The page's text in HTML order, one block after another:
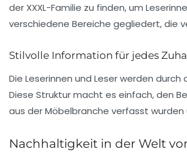
der XXXL-Familie zu finden, um
verschiedene Bereiche gegliedert, die
Stilvolle Information für jedes
Die Leserinnen und Leser werden
Diese Struktur macht es einfach, den
aus der Möbelbranche verfasst
Nachhaltigkeit in der Welt